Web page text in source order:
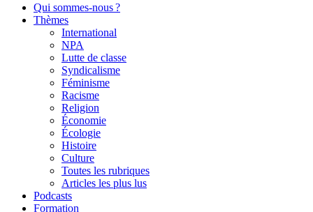
Qui sommes-nous ?
Thèmes
International
NPA
Lutte de classe
Syndicalisme
Féminisme
Racisme
Religion
Économie
Écologie
Histoire
Culture
Toutes les rubriques
Articles les plus lus
Podcasts
Formation